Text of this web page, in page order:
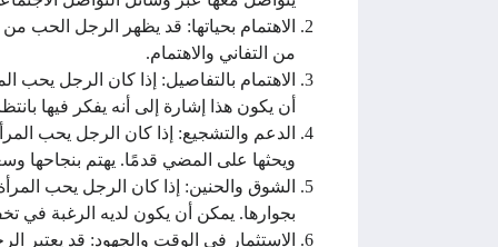
الاهتمام بحياتها: قد يظهر الرجل الحب
من التفاني والاهتمام.
الاهتمام بالتفاصيل: إذا كان الرجل يحب
أن يكون هذا إشارة إلى أنه يفكر فيها
الدعم والتشجيع: إذا كان الرجل يحب
ويحثها على المضي قدمًا. يهتم بنجاحها
الشوق والحنين: إذا كان الرجل يحب
بجوارها. يمكن أن يكون لديه الرغبة في
الاستثمار في الوقت والجهود: قد يعتبر